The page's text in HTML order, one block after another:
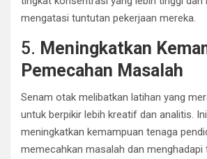
mengatasi tuntutan pekerjaan mereka.
5. Meningkatkan
Pemecahan Masalah
Senam otak melibatkan latihan yang
untuk berpikir lebih kreatif dan analitis.
meningkatkan kemampuan tenaga
memecahkan masalah dan menghadapi